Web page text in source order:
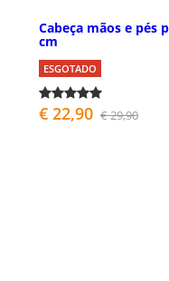
Cabeça mãos e pés
cm
ESGOTADO
€ 22,90 € 29,90